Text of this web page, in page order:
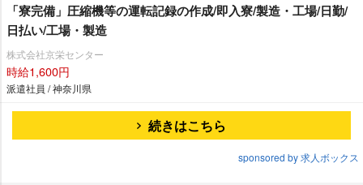
「寮完備」圧縮機等の運転記録の作成/即入寮/製造・工場/日勤/
日払い/工場・製造
株式会社京栄センター
時給1,600円
派遣社員 / 神奈川県
続きはこちら
sponsored by 求人ボックス